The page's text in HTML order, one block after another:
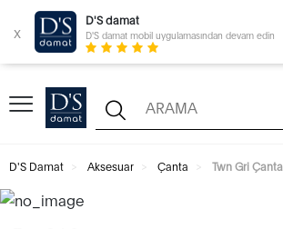
x
D'S damat
D'S damat mobil uygulamasından devam edin
D'S Damat Aksesuar Çanta Twn Gri Çanta